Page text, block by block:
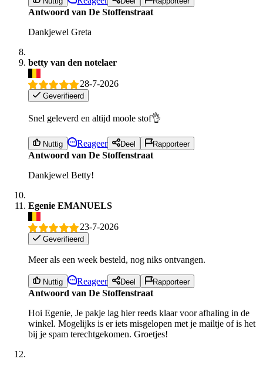
Antwoord van De Stoffenstraat
Dankjewel Greta
betty van den notelaer
28-7-2026
Geverifieerd
Snel geleverd en altijd moole stof👌
Nuttig Reageer Deel Rapporteer
Antwoord van De Stoffenstraat
Dankjewel Betty!
Egenie EMANUELS
23-7-2026
Geverifieerd
Meer als een week besteld, nog niks ontvangen.
Nuttig Reageer Deel Rapporteer
Antwoord van De Stoffenstraat
Hoi Egenie, Je pakje lag hier reeds klaar voor afhaling in de
winkel. Mogelijks is er iets misgelopen met je mailtje of is het
bij je spam terechtgekomen. Groetjes!